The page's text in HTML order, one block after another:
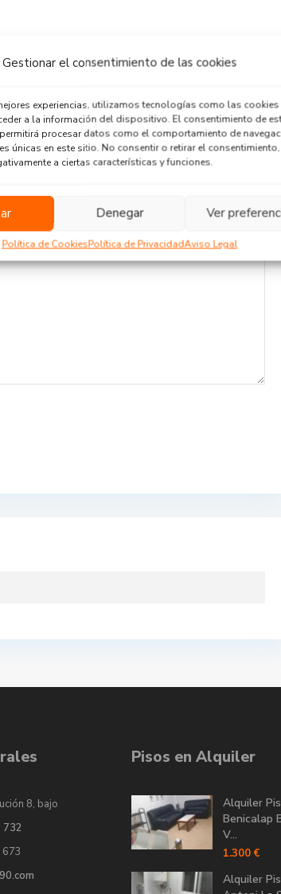
Gestionar el consentimiento de las cookies
experiencias, utilizamos tecnologías como las cookies
a la información del dispositivo. El consentimiento de
procesar datos como el comportamiento de
únicas en este sitio. No consentir o retirar el consentimiento,
a ciertas características y funciones.
Denegar Ver
Política de CookiesPolítica de PrivacidadAviso Legal
8, bajo
732
Pisos en Alquiler
Alquiler
Benicalap
V...
1.300 €
Alquiler